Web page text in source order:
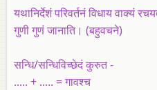
यथानिर्देशं परिवर्तनं विधाय वाक्यं
गुणी गुणं जानाति। (बहुवचने)
सन्धि/सन्धिविच्छेदं कुरुत -
..... + ..... = गावश्च